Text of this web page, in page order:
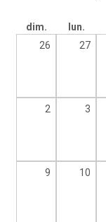
dim. lun.
26
27
2 3
9 10